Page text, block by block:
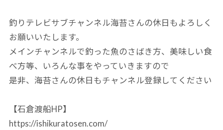
釣りテレビサブチャンネル海苔さんの休日もよろしく
お願いいたします。
メインチャンネルで釣った魚のさばき方、美味しい食
べ方等、いろんな事をやっていきますので
是非、海苔さんの休日もチャンネル登録してください
【石倉渡船HP】
https://ishikuratosen.com/